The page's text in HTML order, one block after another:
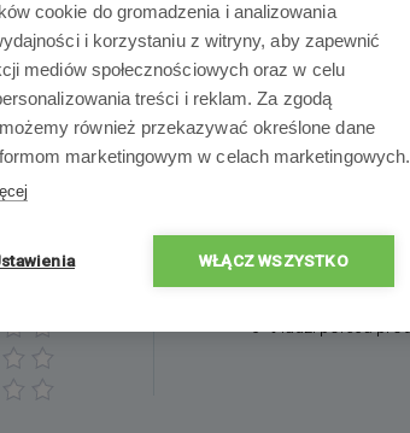
cookie do gromadzenia i analizowania
i korzystaniu z witryny, aby zapewnić
mediów społecznościowych oraz w celu
treści i reklam. Za zgodą
również przekazywać określone dane
marketingowym w celach marketingowych.
WŁĄCZ WSZYSTKO